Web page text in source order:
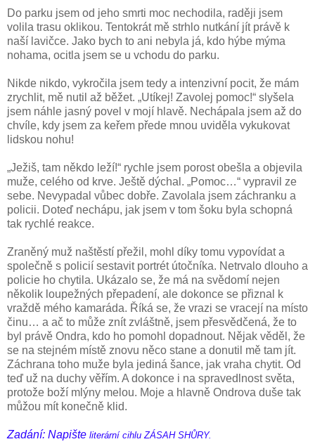
Do parku jsem od jeho smrti moc nechodila, raději jsem
volila trasu oklikou. Tentokrát mě strhlo nutkání jít právě k
naší lavičce. Jako bych to ani nebyla já, kdo hýbe mýma
nohama, ocitla jsem se u vchodu do parku.
Nikde nikdo, vykročila jsem tedy a intenzivní pocit, že mám
zrychlit, mě nutil až běžet. „Utíkej! Zavolej pomoc!“ slyšela
jsem náhle jasný povel v mojí hlavě. Nechápala jsem až do
chvíle, kdy jsem za keřem přede mnou uviděla vykukovat
lidskou nohu!
„Ježiš, tam někdo leží!“ rychle jsem porost obešla a objevila
muže, celého od krve. Ještě dýchal. „Pomoc…“ vypravil ze
sebe. Nevypadal vůbec dobře. Zavolala jsem záchranku a
policii. Doteď nechápu, jak jsem v tom šoku byla schopná
tak rychlé reakce.
Zraněný muž naštěstí přežil, mohl díky tomu vypovídat a
společně s policií sestavit portrét útočníka. Netrvalo dlouho a
policie ho chytila. Ukázalo se, že má na svědomí nejen
několik loupežných přepadení, ale dokonce se přiznal k
vraždě mého kamaráda. Říká se, že vrazi se vracejí na místo
činu… a ač to může znít zvláštně, jsem přesvědčená, že to
byl právě Ondra, kdo ho pomohl dopadnout. Nějak věděl, že
se na stejném místě znovu něco stane a donutil mě tam jít.
Záchrana toho muže byla jediná šance, jak vraha chytit. Od
teď už na duchy věřím. A dokonce i na spravedlnost světa,
protože boží mlýny melou. Moje a hlavně Ondrova duše tak
můžou mít konečně klid.
Zadání: Napište literární cihlu ZÁSAH SHŮRY.